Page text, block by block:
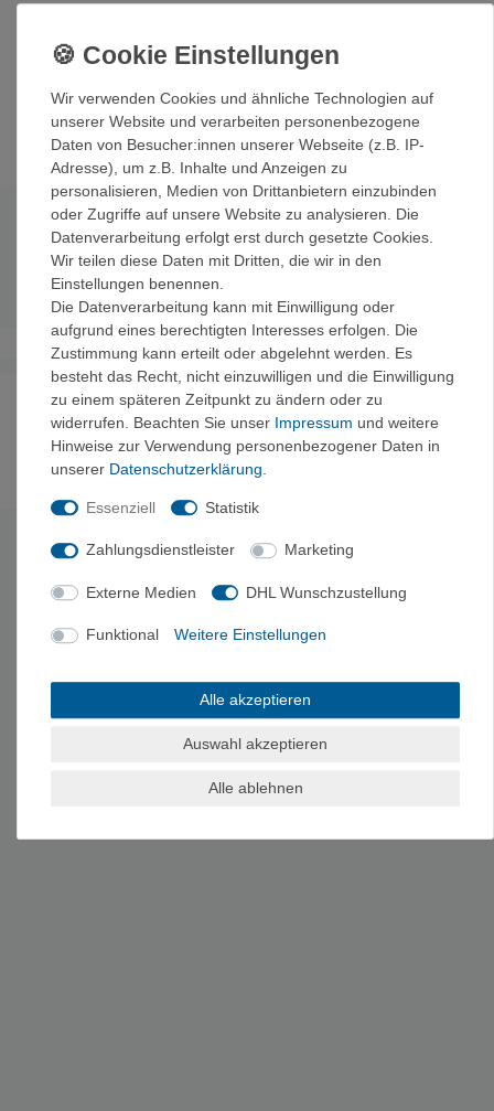
Bietet eine verstellbare Rosette und zeigt so auf einen Blick
Technische Daten
Gewicht : 30 g
Noch sind keine Bewertungen vorhanden.
Es erfolgt keine Prüfung auf Echtheit der Bewertungen.
HERSTELLERINFORMATIONEN
Hersteller: Relags GmbH, Im Grund 6-10, 83104 Tuntenhausen,
Wir verwenden Cookies und ähnliche Technologien auf
unserer Website und verarbeiten personenbezogene
Daten von Besucher:innen unserer Webseite (z.B. IP-
Adresse), um z.B. Inhalte und Anzeigen zu
personalisieren, Medien von Drittanbietern einzubinden
oder Zugriffe auf unsere Website zu analysieren. Die
Datenverarbeitung erfolgt erst durch gesetzte Cookies.
Wir teilen diese Daten mit Dritten, die wir in den
Einstellungen benennen.
Die Datenverarbeitung kann mit Einwilligung oder
aufgrund eines berechtigten Interesses erfolgen. Die
Zustimmung kann erteilt oder abgelehnt werden. Es
besteht das Recht, nicht einzuwilligen und die Einwilligung
zu einem späteren Zeitpunkt zu ändern oder zu
widerrufen. Beachten Sie unser Impressum und weitere
Hinweise zur Verwendung personenbezogener Daten in
unserer Daten­schutz­erklärung
Essenziell Statistik
Zahlungsdienstleister Marketing
Externe Medien DHL Wunschzustellung
Funktional Weitere Einstellungen
Alle akzeptieren
Auswahl akzeptieren
Alle ablehnen